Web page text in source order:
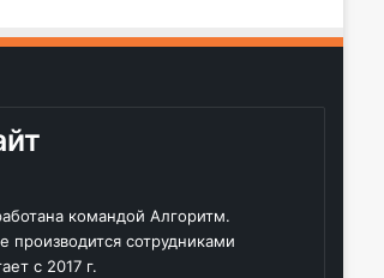
командой Алгоритм.
производится сотрудниками
с 2017 г.